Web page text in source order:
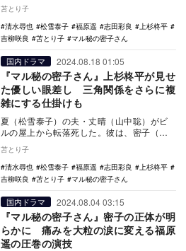
一票が…
苫とり子
清水尋也
松雪泰子 福原遥 志田彩良
上杉柊平
吉柳咲良
苫とり子 マル秘の密子さん
国内ドラマ 2024.08.18 01:05
『マル秘の密子さん』上杉柊平が見せ
た優しい眼差し 三角関係をさらに複
雑にする仕掛けも
夏（松雪泰子）の夫・丈晴（山中聡）がビ
ルの屋上から転落死した。彼は、密子（福
た火事の現場か…
苫とり子
清水尋也
松雪泰子 福原遥 志田彩良
上杉柊平
吉柳咲良
苫とり子 マル秘の密子さん
国内ドラマ 2024.08.04 03:15
『マル秘の密子さん』密子の正体が明
らかに 痛みを大粒の涙に変える福原
遥の圧巻の演技